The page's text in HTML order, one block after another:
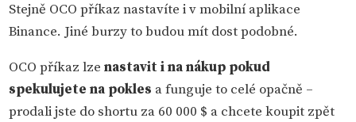
Stejně OCO příkaz nastavíte i v mobilní aplikace
Binance. Jiné burzy to budou mít dost podobné.
OCO příkaz lzenastavit i na nákup pokud
spekulujete na pokles a funguje to celé opačně –
prodali jste do shortu za 60 000 $ a chcete koupit zpět